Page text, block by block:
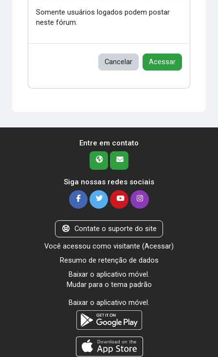
Somente usuários logados podem postar
neste fórum.
Cancelar Acessar
Entre em contato
Siga nossas redes sociais
Contate o suporte do site
Você acessou como visitante (Acessar)
Resumo de retenção de dados
Baixar o aplicativo móvel.
Mudar para o tema padrão
Baixar o aplicativo móvel.